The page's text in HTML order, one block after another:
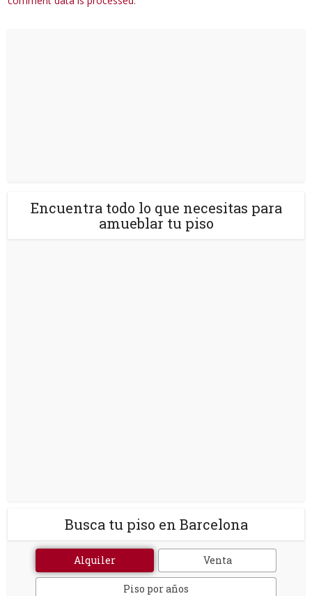
Encuentra todo lo que necesitas para
amueblar tu piso
Busca tu piso en Barcelona
Alquiler Venta
Piso por años